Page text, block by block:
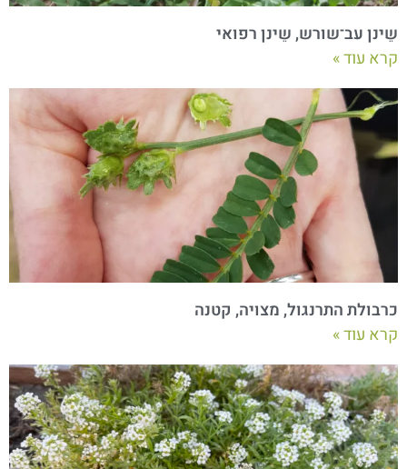
שֵינן עב־שורש, שֵינן רפואי
קרא עוד »
כרבולת התרנגול, מצויה, קטנה
קרא עוד »